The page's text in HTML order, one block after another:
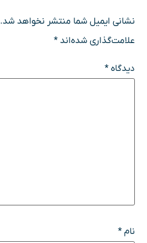
نشانی ایمیل شما منتشر نخواهد شد.
علامت‌گذاری شده‌اند*
دیدگاه*
نام*